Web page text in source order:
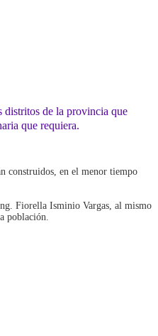
distritos de la provincia que
que requiera.
construidos, en el menor tiempo
Fiorella Isminio Vargas, al mismo
población.